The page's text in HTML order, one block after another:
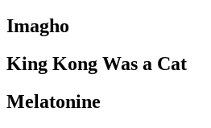
Imagho
King Kong Was a Cat
Melatonine